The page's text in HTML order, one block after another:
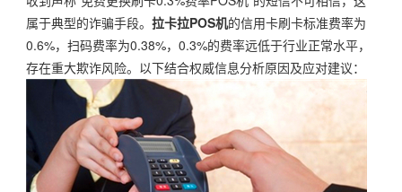
属于典型的诈骗手段。 拉卡拉POS机的信用卡刷卡标准费率为
0.6%，扫码费率为0.38%，0.3%的费率远低于行业正常水平，
存在重大欺诈风险。以下结合权威信息分析原因及应对建议：